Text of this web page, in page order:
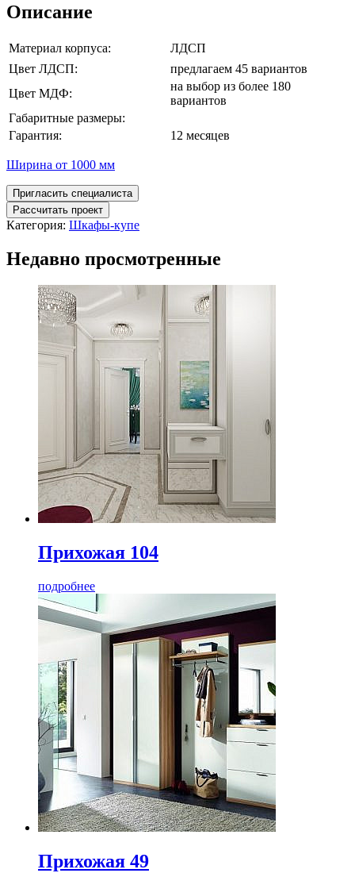
Описание
Материал корпуса:
ЛДСП
Цвет ЛДСП:
предлагаем 45 вариантов
Цвет МДФ:
на выбор из более 180
вариантов
Габаритные размеры:
Гарантия:
12 месяцев
Ширина от 1000 мм
Пригласить специалиста
Рассчитать проект
Категория: Шкафы-купе
Недавно просмотренные
Прихожая 104
подробнее
Прихожая 49